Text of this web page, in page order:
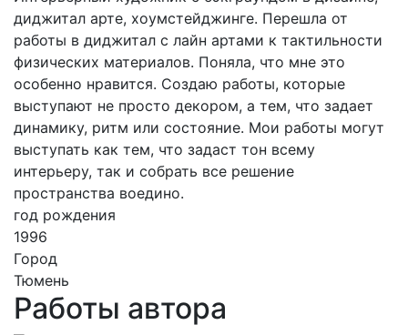
диджитал арте, хоумстейджинге. Перешла от
работы в диджитал с лайн артами к тактильности
физических материалов. Поняла, что мне это
особенно нравится. Создаю работы, которые
выступают не просто декором, а тем, что задает
динамику, ритм или состояние. Мои работы могут
выступать как тем, что задаст тон всему
интерьеру, так и собрать все решение
пространства воедино.
год рождения
1996
Город
Тюмень
Работы автора